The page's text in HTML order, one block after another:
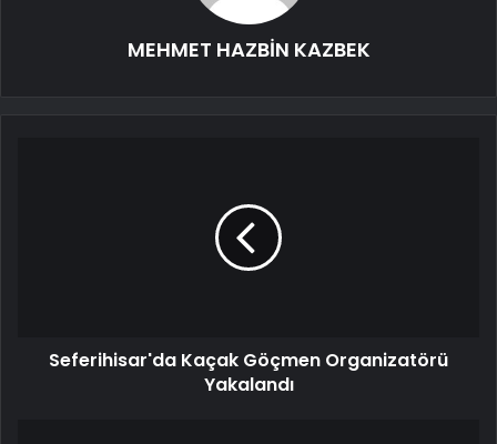
MEHMET HAZBİN KAZBEK
Seferihisar'da Kaçak Göçmen Organizatörü
Yakalandı